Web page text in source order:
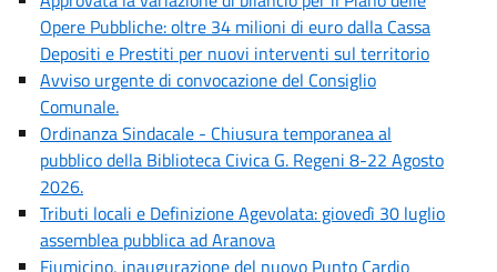
Opere Pubbliche: oltre 34 milioni di euro dalla Cassa
Depositi e Prestiti per nuovi interventi sul territorio
Avviso urgente di convocazione del Consiglio
Comunale.
Ordinanza Sindacale - Chiusura temporanea al
pubblico della Biblioteca Civica G. Regeni 8-22 Agosto
2026.
Tributi locali e Definizione Agevolata: giovedì 30 luglio
assemblea pubblica ad Aranova
Fiumicino, inaugurazione del nuovo Punto Cardio